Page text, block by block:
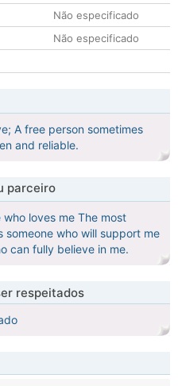
Não especificado
Não especificado
A free person sometimes
and reliable.
parceiro
loves me The most
who will support me
can fully believe in me.
respeitados